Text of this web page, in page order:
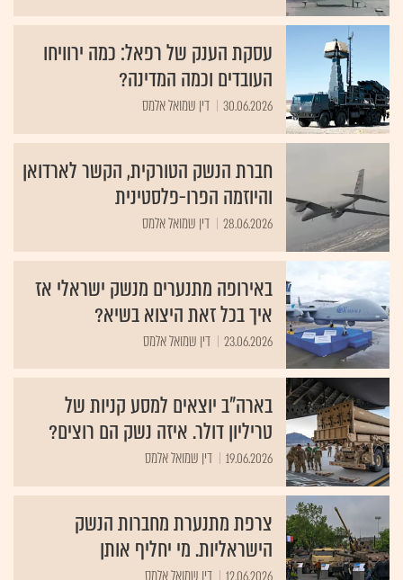
עסקת הענק של רפאל: כמה ירוויחו
העובדים וכמה המדינה?
30.06.2026 דין שמואל אלמס
חברת הנשק הטורקית, הקשר לארדואן
והיוזמה הפרו-פלסטינית
28.06.2026 דין שמואל אלמס
באירופה מתנערים מנשק ישראלי אז
איך בכל זאת היצוא בשיא?
23.06.2026 דין שמואל אלמס
בארה"ב יוצאים למסע קניות של
טריליון דולר. איזה נשק הם רוצים?
19.06.2026 דין שמואל אלמס
צרפת מתנערת מחברות הנשק
הישראליות. מי יחליף אותן